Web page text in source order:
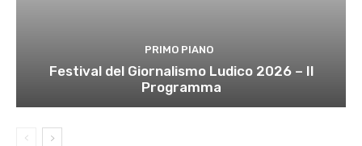
PRIMO PIANO
Festival del Giornalismo Ludico 2026 – Il
Programma